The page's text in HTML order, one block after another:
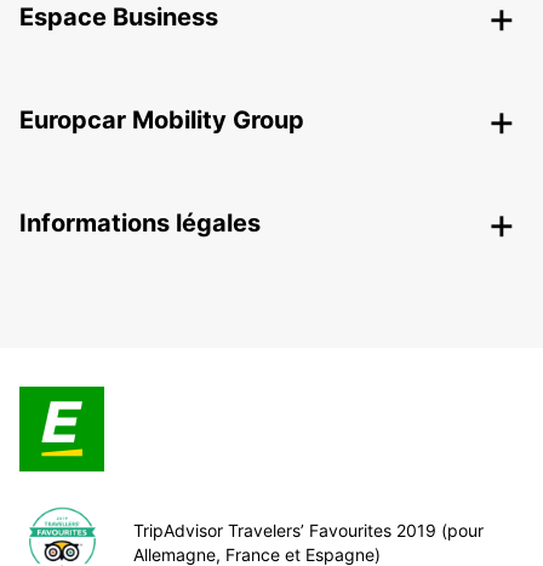
Espace Business
Europcar Mobility Group
Informations légales
TripAdvisor Travelers’ Favourites 2019 (pour
Allemagne, France et Espagne)